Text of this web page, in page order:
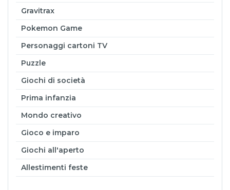
Gravitrax
Pokemon Game
Personaggi cartoni TV
Puzzle
Giochi di società
Prima infanzia
Mondo creativo
Gioco e imparo
Giochi all'aperto
Allestimenti feste